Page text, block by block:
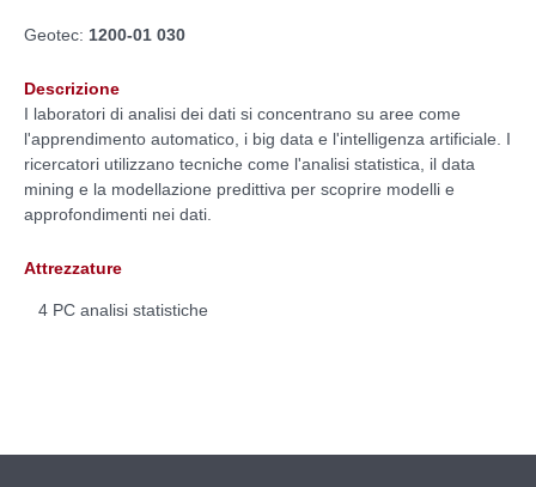
Geotec: 1200-01 030
Descrizione
I laboratori di analisi dei dati si concentrano su aree come
l'apprendimento automatico, i big data e l'intelligenza artificiale. I
ricercatori utilizzano tecniche come l'analisi statistica, il data
mining e la modellazione predittiva per scoprire modelli e
approfondimenti nei dati.
Attrezzature
4 PC analisi statistiche